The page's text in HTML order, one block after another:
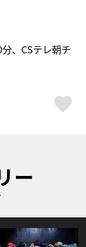
、CSテレ朝チ
ー